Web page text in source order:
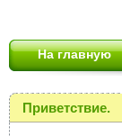
На главную
Приветствие.